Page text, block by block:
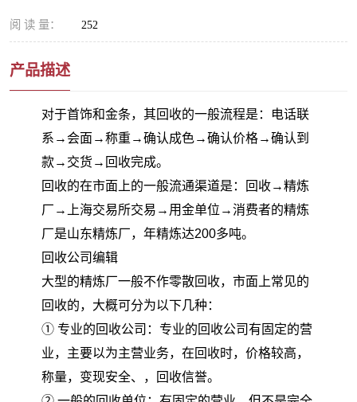
阅 读 量： 252
产品描述
对于首饰和金条，其回收的一般流程是：电话联
系→会面→称重→确认成色→确认价格→确认到
款→交货→回收完成。
回收的在市面上的一般流通渠道是：回收→精炼
厂→上海交易所交易→用金单位→消费者的精炼
厂是山东精炼厂，年精炼达200多吨。
回收公司编辑
大型的精炼厂一般不作零散回收，市面上常见的
回收的，大概可分为以下几种：
① 专业的回收公司：专业的回收公司有固定的营
业，主要以为主营业务，在回收时，价格较高，
称量，变现安全、，回收信誉。